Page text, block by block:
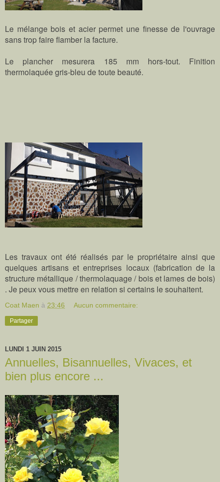
Le mélange bois et acier permet une finesse de l'ouvrage
sans trop faire flamber la facture.
Le plancher mesurera 185 mm hors-tout. Finition
thermolaquée gris-bleu de toute beauté.
Les travaux ont été réalisés par le propriétaire ainsi que
quelques artisans et entreprises locaux (fabrication de la
structure métallique / thermolaquage / bois et lames de bois)
. Je peux vous mettre en relation si certains le souhaitent.
Coat Maen à 23:46 Aucun commentaire:
Partager
LUNDI 1 JUIN 2015
Annuelles, Bisannuelles, Vivaces, et
bien plus encore ...